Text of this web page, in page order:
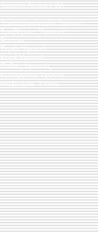
Υφαντά Λευκά Είδη
Τραπεζομάντηλα Υφαντά
Τραβέρσες Υφαντές
Runner
Σεμέν Υφαντά
Καρέ Υφαντά
Ποδιές Υφαντές
Καλύμματα Υφαντά
Μαξιλάρια Ύπνου